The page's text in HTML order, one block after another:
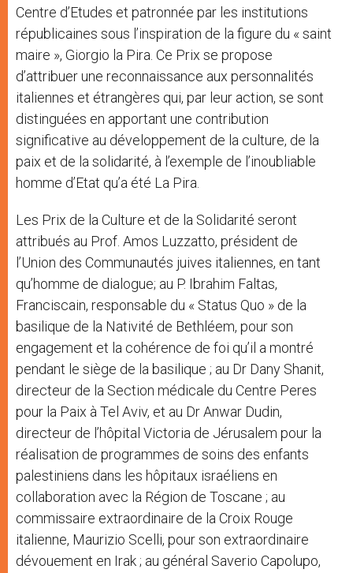
Centre d’Etudes et patronnée par les institutions
républicaines sous l’inspiration de la figure du « saint
maire », Giorgio la Pira. Ce Prix se propose
d’attribuer une reconnaissance aux personnalités
italiennes et étrangères qui, par leur action, se sont
distinguées en apportant une contribution
significative au développement de la culture, de la
paix et de la solidarité, à l’exemple de l’inoubliable
homme d’Etat qu’a été La Pira.
Les Prix de la Culture et de la Solidarité seront
attribués au Prof. Amos Luzzatto, président de
l’Union des Communautés juives italiennes, en tant
qu’homme de dialogue; au P. Ibrahim Faltas,
Franciscain, responsable du « Status Quo » de la
basilique de la Nativité de Bethléem, pour son
engagement et la cohérence de foi qu’il a montré
pendant le siège de la basilique ; au Dr Dany Shanit,
directeur de la Section médicale du Centre Peres
pour la Paix à Tel Aviv, et au Dr Anwar Dudin,
directeur de l’hôpital Victoria de Jérusalem pour la
réalisation de programmes de soins des enfants
palestiniens dans les hôpitaux israéliens en
collaboration avec la Région de Toscane ; au
commissaire extraordinaire de la Croix Rouge
italienne, Maurizio Scelli, pour son extraordinaire
dévouement en Irak ; au général Saverio Capolupo,